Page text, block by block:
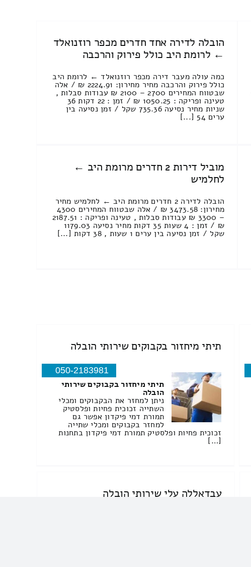
הובלה לדירה אחד חדרים מכפר רוזנואלד
← לרומת היב כולל פירוק והרכבה
כמה עולה מעבר דירה מכפר רוזנואלד ← לרומת היב
כולל פירוק והרכבה מחיר מחירון: 2224.91 ₪ / אלה
שבטווח המחירים 2700 – 2100 ₪ עבודות סבלות ,
טעינה ופריקה : 1050.25 ₪ / זמן : 22 דקות 36
שניות מחיר נסיעה 735.36 שקל / זמן נסיעה בין
ערים 54 [...]
מוביל דירות 2 חדרים מרומת היב ←
לחלמיש
הובלה לדירה 2 חדרים מרומת היב ← לחלמיש מחיר
מחירון: 3473.58 ₪ / אלה שבטווח המחירים 4300
– 3300 ₪ עבודות סבלות , טעינה ופריקה : 2187.51
₪ / זמן : 4 שעות 35 דקות מחיר נסיעה 1179.03
שקל / זמן נסיעה בין ערים 1 שעות , 38 דקות [...]
תיתי מיחזור בקבוקים שירותי הובלה
050-2183981
תיתי מיחזור בקבוקים שירותי
הובלה
ניתן למחזר את הבקבוקים ומכלי
השתייה זכוכית פחיות ופלסטיק
תמורת דמי פיקדון אפשר גם
למחזר בקבוקים ומכלי שתייה
זכוכית פחיות ופלסטיק תמורת דמי פיקדון בתחנות
[…]
עבדאללה עלי שירותי הובלה